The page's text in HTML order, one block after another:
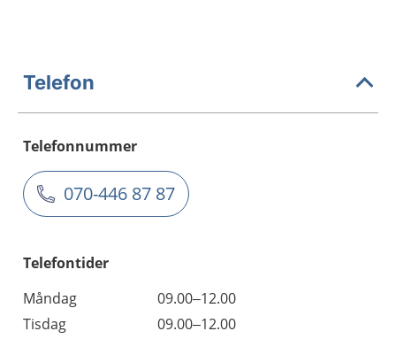
Telefon
Telefonnummer
070-446 87 87
Telefontider
Måndag
09.00–12.00
Tisdag
09.00–12.00